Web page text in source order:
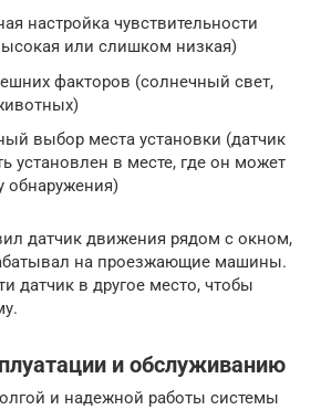
настройка чувствительности
или слишком низкая)
факторов (солнечный свет,
выбор места установки (датчик
установлен в месте, где он может
обнаружения)
датчик движения рядом с окном,
на проезжающие машины.
датчик в другое место, чтобы
и обслуживанию
и надежной работы системы